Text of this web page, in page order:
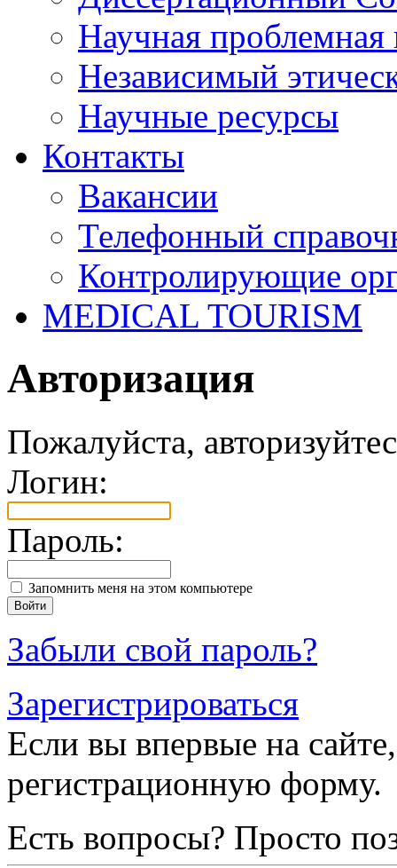
Научная проблемная
Независимый
Научные ресурсы
Контакты
Вакансии
Телефонный
Контролирующие
MEDICAL TOURISM
Авторизация
Пожалуйста,
Логин:
Пароль:
Запомнить меня на этом компьютере
Забыли свой пароль?
Зарегистрироваться
Если вы впервые на
регистрационную форму.
Есть вопросы? Просто